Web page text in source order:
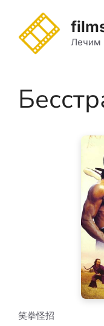
содержимому Лечим
笑拳怪招